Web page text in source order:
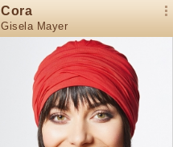
Cora
Gisela Mayer